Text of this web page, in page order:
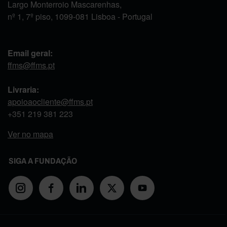
Largo Monterroio Mascarenhas,
nº 1, 7º piso, 1099-081 Lisboa - Portugal
Email geral:
ffms@ffms.pt
Livraria:
apoioaocliente@ffms.pt
+351 219 381 223
Ver no mapa
SIGA A FUNDAÇÃO